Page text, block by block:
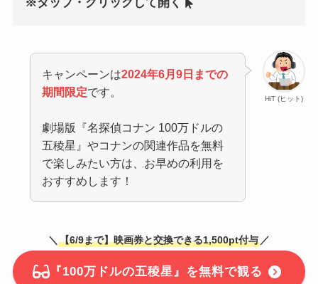
※タップ・クリックして開く
HiT (ヒット)
キャンペーンは2024年6月9日までの
期間限定です。
劇場版『名探偵コナン 100万ドルの
五稜星』やコナンの関連作品を無料
で楽しみたい方は、お早めの利用を
おすすめします！
＼ 【6/9まで】映画券と交換できる1,500pt付与 ／
『100万ドルの五稜星』を無料で観る